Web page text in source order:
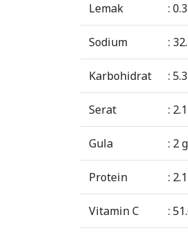
Lemak :
Sodium :
Karbohidrat :
Serat :
Gula : 2
Protein :
Vitamin C :